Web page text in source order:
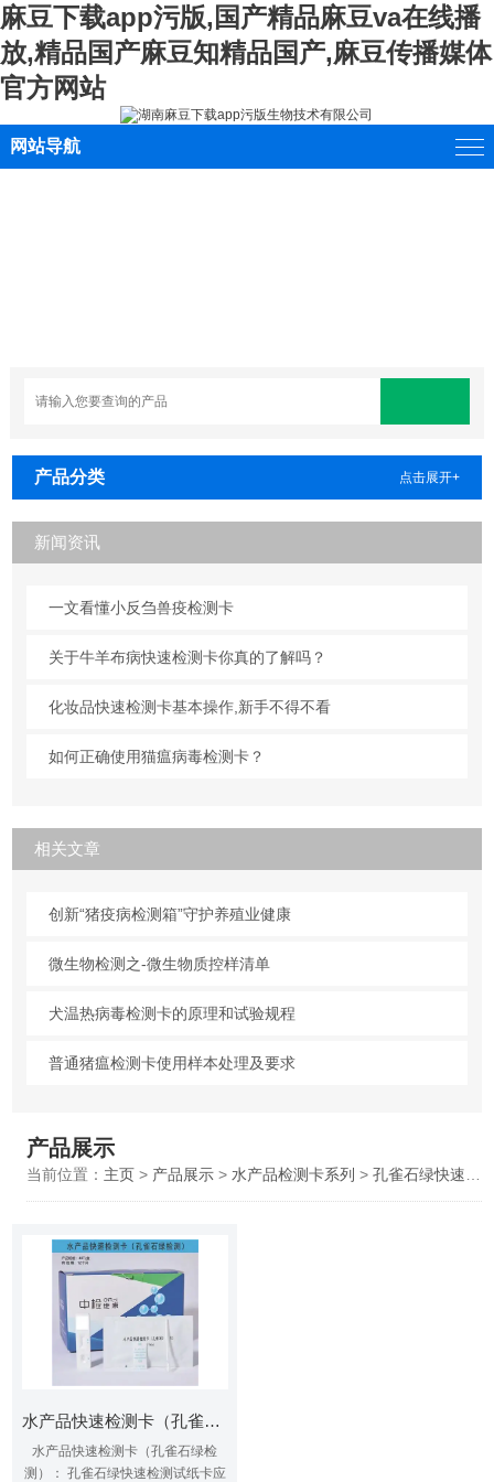
麻豆下载app污版,国产精品麻豆va在线播
放,精品国产麻豆知精品国产,麻豆传播媒体
官方网站
网站导航
产品分类 点击展开+
新闻资讯
一文看懂小反刍兽疫检测卡
关于牛羊布病快速检测卡你真的了解吗？
化妆品快速检测卡基本操作,新手不得不看
如何正确使用猫瘟病毒检测卡？
相关文章
创新“猪疫病检测箱”守护养殖业健康
微生物检测之-微生物质控样清单
犬温热病毒检测卡的原理和试验规程
普通猪瘟检测卡使用样本处理及要求
产品展示
当前位置： 主页> 产品展示> 水产品检测卡系列 > 孔雀石绿快速检测卡
水产品快速检测卡（孔雀石绿检测）
水产品快速检测卡（孔雀石绿检
测）： 孔雀石绿快速检测试纸卡应